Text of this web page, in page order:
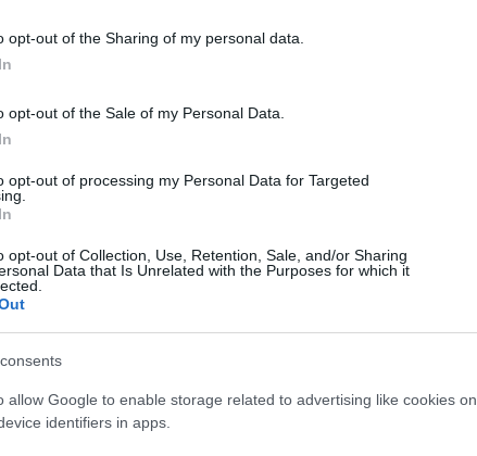
opt-out of the Sharing of my personal data.
opt-out of the Sale of my Personal Data.
opt-out of processing my Personal Data for Targeted
opt-out of Collection, Use, Retention, Sale, and/or Sharing
Data that Is Unrelated with the Purposes for which it
allow Google to enable storage related to advertising like cookies on
identifiers in apps.
su Google CLICCA QUI
lascia spazio a nuove scelte
contesto internazionale estremamente
il nuovo governo e quanto la forte
partita dalla Lega inciderà sulla
la Meloni e soci? Ne parleremo alla
dalle 16.45. Saranno presenti con noi